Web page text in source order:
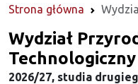
Strona główna
Wydział
Technologiczny
2026/27, studia